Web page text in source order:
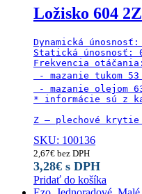
Ložisko 604
Dynamická
Statická únosnosť:
Frekvencia otáčania:
- mazanie tukom 53
- mazanie olejom
* informácie sú z
SKU: 100136
2,67€ bez DPH
3,28€ s DPH
Pridať do košíka